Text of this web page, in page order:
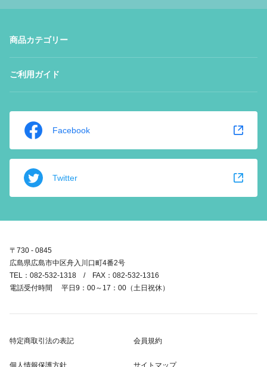
商品カテゴリー
ご利用ガイド
Facebook
Twitter
〒730 - 0845
広島県広島市中区舟入川口町4番2号
TEL：082-532-1318 / FAX：082-532-1316
電話受付時間 平日9：00～17：00（土日祝休）
特定商取引法の表記 会員規約
個人情報保護方針 サイトマップ